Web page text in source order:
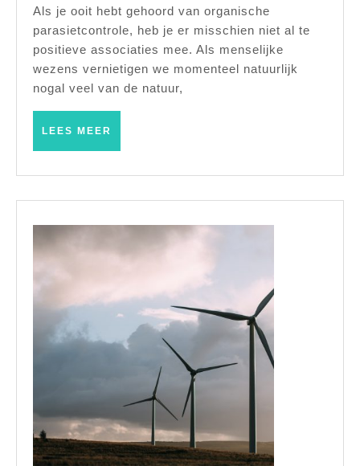
hoe
kan
Als je ooit hebt gehoord van organische
parasietcontrole, heb je er misschien niet al te
positieve associaties mee. Als menselijke
wezens vernietigen we momenteel natuurlijk
nogal veel van de natuur,
LEES MEER